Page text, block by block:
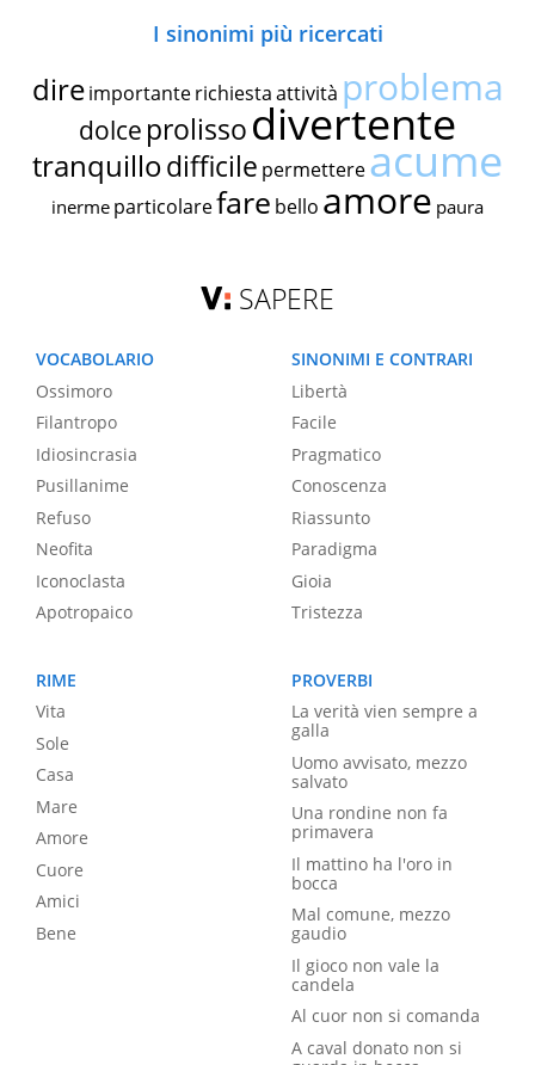
I sinonimi più ricercati
dire importante richiestaattività problema
dolce prolissodivertente
tranquillodifficile permettereacume
inerme particolarefare bello amore paura
SAPERE
VOCABOLARIO
Ossimoro
Filantropo
Idiosincrasia
Pusillanime
Refuso
Neofita
Iconoclasta
Apotropaico
SINONIMI E CONTRARI
Libertà
Facile
Pragmatico
Conoscenza
Riassunto
Paradigma
Gioia
Tristezza
RIME
Vita
Sole
Casa
Mare
Amore
Cuore
Amici
Bene
PROVERBI
La verità vien sempre a
galla
Uomo avvisato, mezzo
salvato
Una rondine non fa
primavera
Il mattino ha l'oro in
bocca
Mal comune, mezzo
gaudio
Il gioco non vale la
candela
Al cuor non si comanda
A caval donato non si